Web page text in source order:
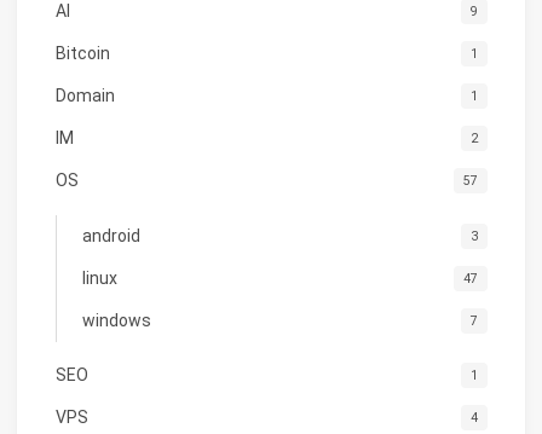
AI 9
Bitcoin 1
Domain 1
IM 2
OS 57
android 3
linux 47
windows 7
SEO 1
VPS 4